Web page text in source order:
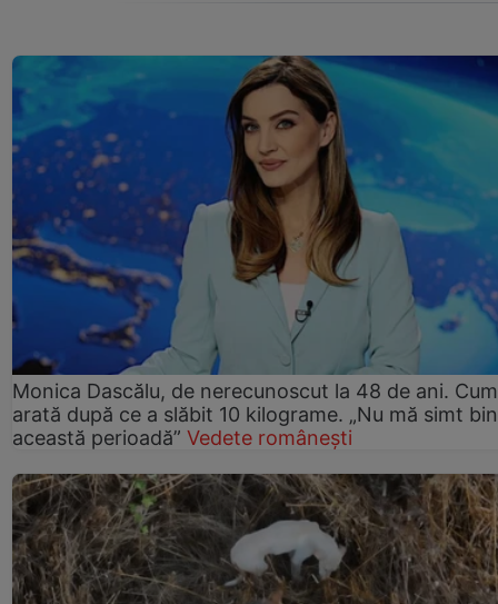
Monica Dascălu, de nerecunoscut la 48 de ani. Cum
arată după ce a slăbit 10 kilograme. „Nu mă simt
această perioadă” Vedete românești